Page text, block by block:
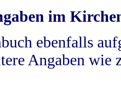
im
ebenfalls
Angaben wie